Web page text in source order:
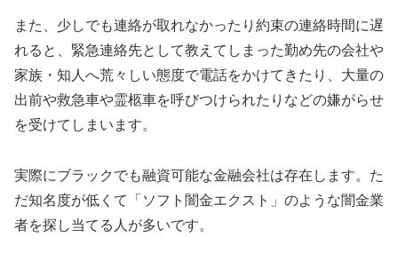
また、少しでも連絡が取れなかったり約束の連絡時間に遅
れると、緊急連絡先として教えてしまった勤め先の会社や
家族・知人へ荒々しい態度で電話をかけてきたり、大量の
出前や救急車や霊柩車を呼びつけられたりなどの嫌がらせ
を受けてしまいます。
実際にブラックでも融資可能な金融会社は存在します。た
だ知名度が低くて「ソフト闇金エクスト」のような闇金業
者を探し当てる人が多いです。